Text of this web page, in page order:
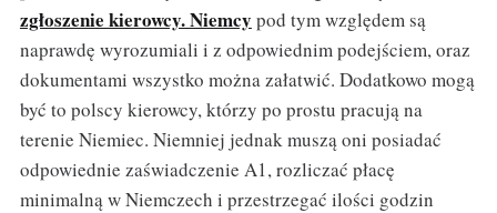
zgłoszenie kierowcy. Niemcy pod tym względem są
naprawdę wyrozumiali i z odpowiednim podejściem, oraz
dokumentami wszystko można załatwić. Dodatkowo mogą
być to polscy kierowcy, którzy po prostu pracują na
terenie Niemiec. Niemniej jednak muszą oni posiadać
odpowiednie zaświadczenie A1, rozliczać płacę
minimalną w Niemczech i przestrzegać ilości godzin